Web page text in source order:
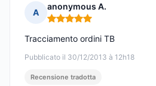
A
anonymous A.
Nota: 5 su 5
Pubblicato il 30/12/2013 à 12h18
Tracciamento ordini TB
Recensione tradotta